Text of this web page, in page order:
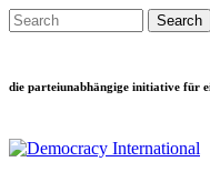
Direkt zum Inhalt
Search this site
die parteiunabhängige initiative für